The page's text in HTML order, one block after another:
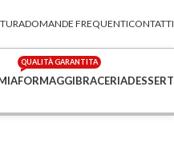
DOMANDE FREQUENTICONTATTI
FORMAGGI
QUALITÀ GARANTITA
BRACERIADESSERT